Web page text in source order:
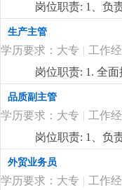
岗位职责: 1、负
持仓库内货品和
系统；3、服从管
生产主管
学历要求：大专 | 工作
岗位职责: 1. 全
度；3. 跟踪生产
及时追踪，并提
产现场的安全和
律知识，熟悉生
分析和解决问题
品质副主管
学历要求：大专 | 工作
岗位职责: 1、负
控制措施的执行
查监督iqc/ipcq/
结果导向回复，
外贸业务员
学历要求：大专 | 工作